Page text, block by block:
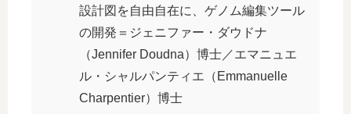
設計図を自由自在に、ゲノム編集ツール
の開発＝ジェニファー・ダウドナ
（Jennifer Doudna）博士／エマニュエ
ル・シャルパンティエ（Emmanuelle
Charpentier）博士